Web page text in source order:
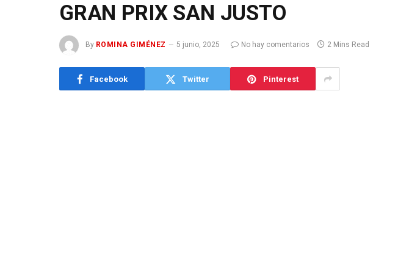
GRAN PRIX SAN JUSTO
By ROMINA GIMÉNEZ 5 junio, 2025 No hay comentarios 2 Mins Read
Facebook Twitter Pinterest